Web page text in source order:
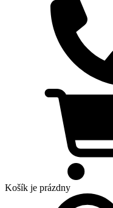
Košík je prázdny